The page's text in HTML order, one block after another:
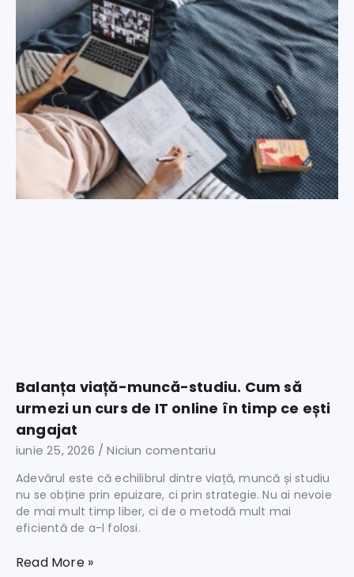
Balanța viață-muncă-studiu. Cum să
urmezi un curs de IT online în timp ce ești
angajat
iunie 25, 2026 Niciun comentariu
Adevărul este că echilibrul dintre viață, muncă și studiu
nu se obține prin epuizare, ci prin strategie. Nu ai nevoie
de mai mult timp liber, ci de o metodă mult mai
eficientă de a-l folosi.
Read More »